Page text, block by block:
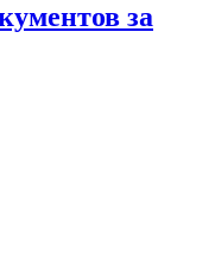
за